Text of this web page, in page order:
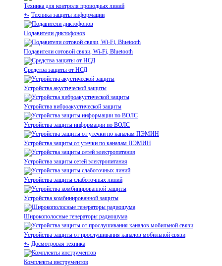
Техника для контроля проводных линий
+- Техника защиты информации
Подавители диктофонов
Подавители сотовой связи, Wi-Fi, Bluetooth
Средства защиты от НСД
Устройства акустической защиты
Устройства виброакустической защиты
Устройства защиты информации по ВОЛС
Устройства защиты от утечки по каналам ПЭМИН
Устройства защиты сетей электропитания
Устройства защиты слаботочных линий
Устройства комбинированной защиты
Широкополосные генераторы радиошума
Устройства защиты от прослушивания каналов мобильной связи
+- Досмотровая техника
Комплекты инструментов